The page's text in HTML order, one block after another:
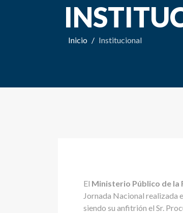
Inicio Institucional
El Ministerio Público de la
Jornada Nacional realizada
siendo su anfitrión el Sr.